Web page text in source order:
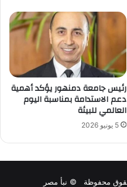
رئيس جامعة دمنهور يؤكد أهمية
دعم الاستدامة بمناسبة اليوم
العالمي للبيئة
5 يونيو 2026